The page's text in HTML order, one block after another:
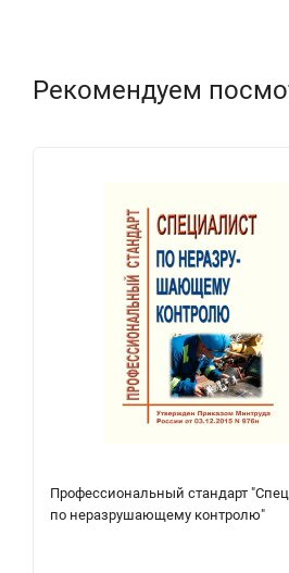
Рекомендуем
Профессиональный стандарт
по неразрушающему контролю"